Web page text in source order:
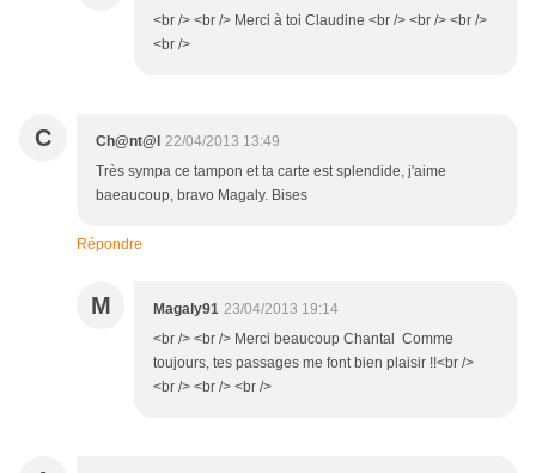
<br /> <br /> Merci à toi Claudine <br /> <br /> <br />
<br />
C Ch@nt@l 22/04/2013 13:49
Très sympa ce tampon et ta carte est splendide, j'aime
baeaucoup, bravo Magaly. Bises
Répondre
M Magaly91 23/04/2013 19:14
<br /> <br /> Merci beaucoup Chantal Comme
toujours, tes passages me font bien plaisir !!<br />
<br /> <br /> <br />